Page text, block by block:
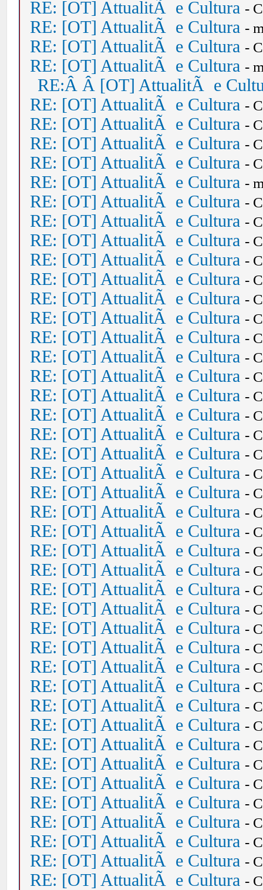
RE: [OT] AttualitÃ e Cultura -
RE: [OT] AttualitÃ e Cultura -
RE: [OT] AttualitÃ e Cultura -
RE: [OT] AttualitÃ e Cultura -
RE:Â Â [OT] AttualitÃ e
RE: [OT] AttualitÃ e Cultura -
RE: [OT] AttualitÃ e Cultura -
RE: [OT] AttualitÃ e Cultura -
RE: [OT] AttualitÃ e Cultura -
RE: [OT] AttualitÃ e Cultura -
RE: [OT] AttualitÃ e Cultura -
RE: [OT] AttualitÃ e Cultura -
RE: [OT] AttualitÃ e Cultura -
RE: [OT] AttualitÃ e Cultura -
RE: [OT] AttualitÃ e Cultura -
RE: [OT] AttualitÃ e Cultura -
RE: [OT] AttualitÃ e Cultura -
RE: [OT] AttualitÃ e Cultura -
RE: [OT] AttualitÃ e Cultura -
RE: [OT] AttualitÃ e Cultura -
RE: [OT] AttualitÃ e Cultura -
RE: [OT] AttualitÃ e Cultura -
RE: [OT] AttualitÃ e Cultura -
RE: [OT] AttualitÃ e Cultura -
RE: [OT] AttualitÃ e Cultura -
RE: [OT] AttualitÃ e Cultura -
RE: [OT] AttualitÃ e Cultura -
RE: [OT] AttualitÃ e Cultura -
RE: [OT] AttualitÃ e Cultura -
RE: [OT] AttualitÃ e Cultura -
RE: [OT] AttualitÃ e Cultura -
RE: [OT] AttualitÃ e Cultura -
RE: [OT] AttualitÃ e Cultura -
RE: [OT] AttualitÃ e Cultura -
RE: [OT] AttualitÃ e Cultura -
RE: [OT] AttualitÃ e Cultura -
RE: [OT] AttualitÃ e Cultura -
RE: [OT] AttualitÃ e Cultura -
RE: [OT] AttualitÃ e Cultura -
RE: [OT] AttualitÃ e Cultura -
RE: [OT] AttualitÃ e Cultura -
RE: [OT] AttualitÃ e Cultura -
RE: [OT] AttualitÃ e Cultura -
RE: [OT] AttualitÃ e Cultura -
RE: [OT] AttualitÃ e Cultura -
RE: [OT] AttualitÃ e Cultura -